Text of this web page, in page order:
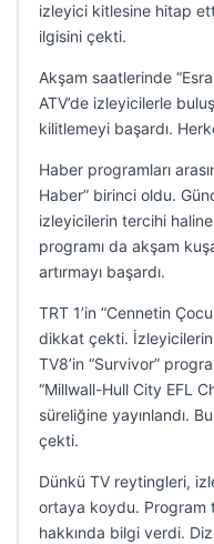
izleyici kitlesine hitap
ilgisini çekti.
Akşam saatlerinde “Esra
ATV’de izleyicilerle
kilitlemeyi başardı.
Haber programları
Haber” birinci oldu.
izleyicilerin tercihi haline
programı da akşam
artırmayı başardı.
TRT 1’in “Cennetin
dikkat çekti. İzleyicilerin
TV8’in “Survivor”
“Millwall-Hull City EFL
süreliğine yayınlandı.
çekti.
Dünkü TV reytingleri,
ortaya koydu. Program
hakkında bilgi verdi.